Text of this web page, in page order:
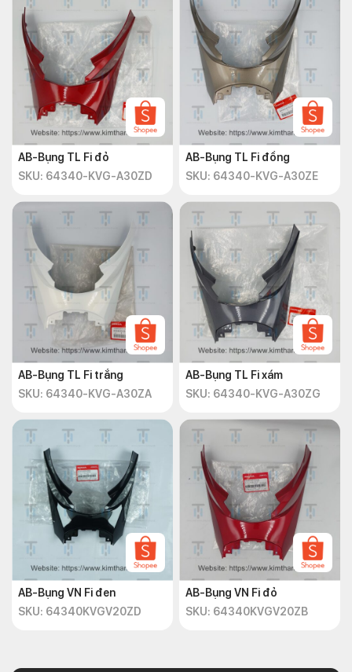
AB-Bụng TL Fi đỏ
SKU: 64340-KVG-A30ZD
AB-Bụng TL Fi đồng
SKU: 64340-KVG-A30ZE
AB-Bụng TL Fi trắng
SKU: 64340-KVG-A30ZA
AB-Bụng TL Fi xám
SKU: 64340-KVG-A30ZG
AB-Bụng VN Fi đen
SKU: 64340KVGV20ZD
AB-Bụng VN Fi đỏ
SKU: 64340KVGV20ZB